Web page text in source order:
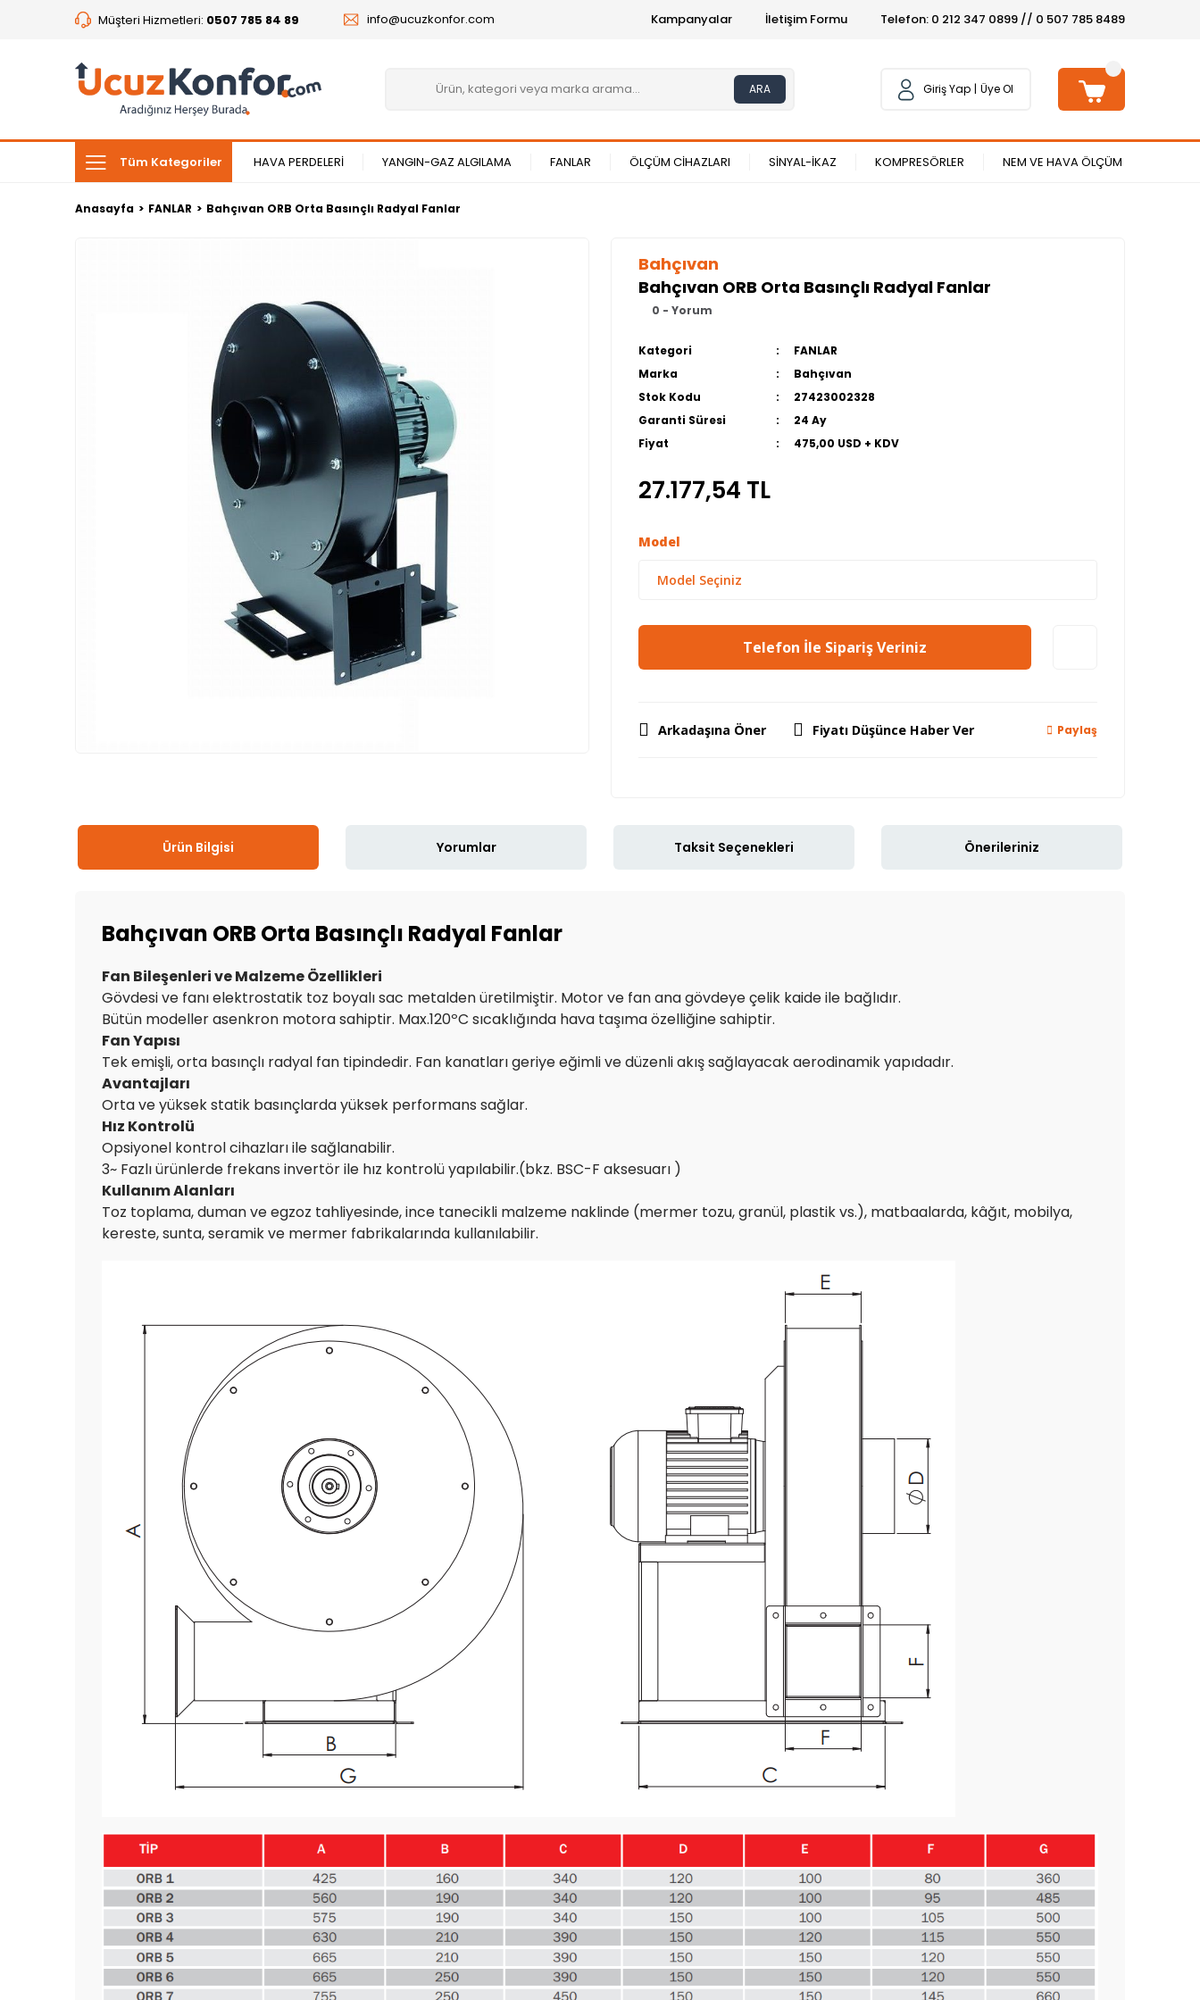
Müşteri Hizmetleri: 0507 785 84 89 info@ucuzkonfor.com Kampanyalar İletişim Formu Telefon: 0 212 347 0899 // 0 507 785 8489
ARA Giriş Yap Üye Ol
Tüm Kategoriler HAVA PERDELERİ YANGIN-GAZ ALGILAMA FANLAR ÖLÇÜM CİHAZLARI SİNYAL-İKAZ KOMPRESÖRLER NEM VE HAVA ÖLÇÜM
Anasayfa FANLAR Bahçıvan ORB Orta Basınçlı Radyal Fanlar
Bahçıvan
Bahçıvan ORB Orta Basınçlı Radyal Fanlar
0 - Yorum
Kategori
FANLAR
Marka
Bahçıvan
Stok Kodu
27423002328
Garanti Süresi
24 Ay
Fiyat
475,00 USD + KDV
27.177,54 TL
Model
Telefon İle Sipariş Veriniz
Arkadaşına Öner Fiyatı Düşünce Haber Ver Paylaş
Ürün Bilgisi Yorumlar Taksit Seçenekleri Önerileriniz
Bahçıvan ORB Orta Basınçlı Radyal Fanlar
Fan Bileşenleri ve Malzeme Özellikleri
Gövdesi ve fanı elektrostatik toz boyalı sac metalden üretilmiştir. Motor ve fan ana gövdeye çelik kaide ile bağlıdır.
Bütün modeller asenkron motora sahiptir. Max.120ºC sıcaklığında hava taşıma özelliğine sahiptir.
Fan Yapısı
Tek emişli, orta basınçlı radyal fan tipindedir. Fan kanatları geriye eğimli ve düzenli akış sağlayacak aerodinamik yapıdadır.
Avantajları
Orta ve yüksek statik basınçlarda yüksek performans sağlar.
Hız Kontrolü
Opsiyonel kontrol cihazları ile sağlanabilir.
3~ Fazlı ürünlerde frekans invertör ile hız kontrolü yapılabilir.(bkz. BSC-F aksesuarı )
Kullanım Alanları
Toz toplama, duman ve egzoz tahliyesinde, ince tanecikli malzeme naklinde (mermer tozu, granül, plastik vs.), matbaalarda, kâğıt, mobilya,
kereste, sunta, seramik ve mermer fabrikalarında kullanılabilir.